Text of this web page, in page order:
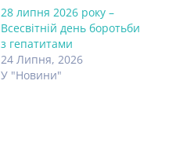
28 липня 2026 року –
Всесвітній день боротьби
з гепатитами
24 Липня, 2026
У "Новини"